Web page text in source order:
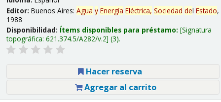
Editor: Buenos Aires: Agua y Energía Eléctrica, Sociedad del Estado,
1988
Disponibilidad: Ítems disponibles para préstamo: Signatura
topográfica: 621.374.5/A282/v.2 (3).
Hacer reserva
Agregar al carrito